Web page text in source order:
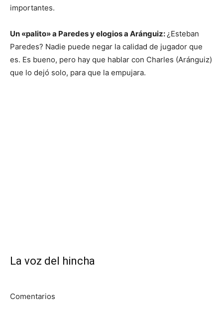
importantes.
Un «palito» a Paredes y elogios a Aránguiz:¿Esteban
Paredes? Nadie puede negar la calidad de jugador que
es. Es bueno, pero hay que hablar con Charles (Aránguiz)
que lo dejó solo, para que la empujara.
La voz del hincha
Comentarios